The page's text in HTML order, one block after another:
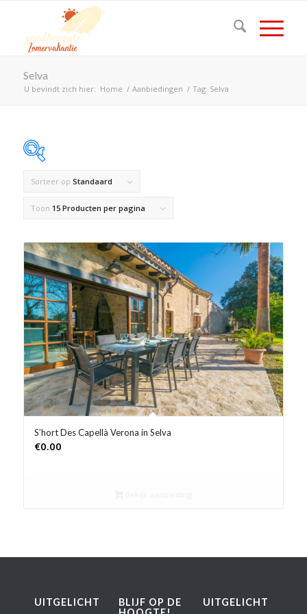
Selva
U bevindt zich hier: Home / Aanbiedingen / Tag: Selva
Op voorraad
Product Land
Product Maximaal aantal personen
Product Prijs vanaf €
Product Rating
Product Reisorganisatie
Product Type vakantie
Product Wifi
Sorteer op Standaard
Toon 15 Producten per pagina
S’hort Des Capellà Verona in Selva
€0.00
UITGELICHT
BLIJF OP DE
UITGELICHT